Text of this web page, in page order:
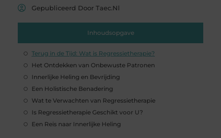
Gepubliceerd Door Taec.nl
Inhoudsopgave
Terug in de Tijd: Wat is Regressietherapie?
Het Ontdekken van Onbewuste Patronen
Innerlijke Heling en Bevrijding
Een Holistische Benadering
Wat te Verwachten van Regressietherapie
Is Regressietherapie Geschikt voor U?
Een Reis naar Innerlijke Heling